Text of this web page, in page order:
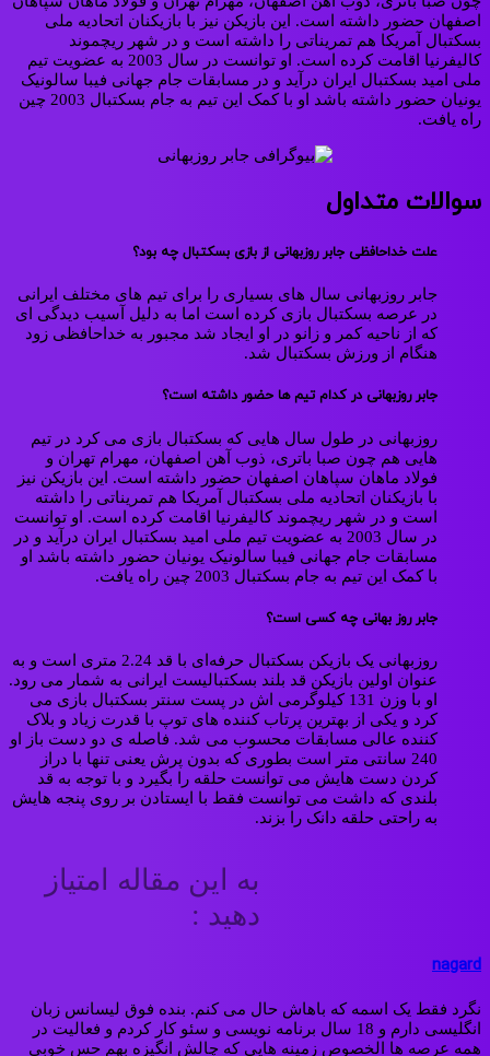
اصفهان حضور داشته است. این بازیکن نیز با بازیکنان اتحادیه ملی
بسکتبال آمریکا هم تمریناتی را داشته است و در شهر ریچموند
کالیفرنیا اقامت کرده است. او توانست در سال 2003 به عضویت تیم
ملی امید بسکتبال ایران درآید و در مسابقات جام جهانی فیبا سالونیک
یونیان حضور داشته باشد او با کمک این تیم به جام بسکتبال 2003 چین
راه یافت.
سوالات متداول
علت خداحافظی جابر روزبهانی از بازی بسکتبال چه بود؟
جابر روزبهانی سال های بسیاری را برای تیم های مختلف ایرانی
در عرصه بسکتبال بازی کرده است اما به دلیل آسیب دیدگی ای
که از ناحیه کمر و زانو در او ایجاد شد مجبور به خداحافظی زود
هنگام از ورزش بسکتبال شد.
جابر روزبهانی در کدام تیم ها حضور داشته است؟
روزبهانی در طول سال هایی که بسکتبال بازی می کرد در تیم
هایی هم چون صبا باتری، ذوب آهن اصفهان، مهرام تهران و
فولاد ماهان سپاهان اصفهان حضور داشته است. این بازیکن نیز
با بازیکنان اتحادیه ملی بسکتبال آمریکا هم تمریناتی را داشته
است و در شهر ریچموند کالیفرنیا اقامت کرده است. او توانست
در سال 2003 به عضویت تیم ملی امید بسکتبال ایران درآید و در
مسابقات جام جهانی فیبا سالونیک یونیان حضور داشته باشد او
با کمک این تیم به جام بسکتبال 2003 چین راه یافت.
جابر روز بهانی چه کسی است؟
روزبهانی یک بازیکن بسکتبال حرفه‌ای با قد 2.24 متری است و به
عنوان اولین بازیکن قد بلند بسکتبالیست ایرانی به شمار می رود.
او با وزن 131 کیلوگرمی ‌اش در پست سنتر بسکتبال بازی می
کرد و یکی از بهترین پرتاب کننده های توپ با قدرت زیاد و بلاک
کننده عالی مسابقات محسوب می شد. فاصله ی دو دست باز او
240 سانتی متر است بطوری که بدون پرش یعنی تنها با دراز
کردن دست هایش می توانست حلقه را بگیرد و با توجه به قد
بلندی که داشت می توانست فقط با ایستادن بر روی پنجه هایش
به راحتی حلقه دانک را بزند.
به این مقاله امتیاز
دهید :
nagard
نگرد فقط یک اسمه که باهاش حال می کنم. بنده فوق لیسانس زبان
انگلیسی دارم و 18 سال برنامه نویسی و سئو کار کردم و فعالیت در
همه عرصه ها الخصوص زمینه هایی که چالش انگیزه بهم حس خوبی